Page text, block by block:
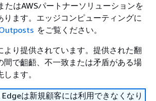
たはAWSパートナーソリューションを
ります。エッジコンピューティングに
をご覧ください。
より提供されています。提供された翻
間で齟齬、不一致または矛盾がある場
ます。
Edgeは新規顧客には利用できなくなり